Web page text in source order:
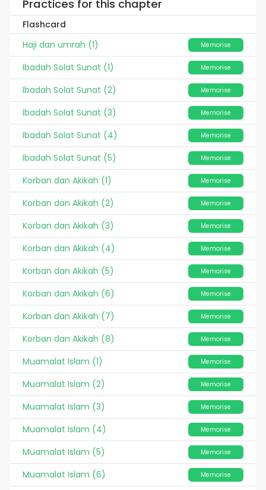
Practices for this chapter
Flashcard
Haji dan umrah (1)
Memorise
Ibadah Solat Sunat (1) Memorise
Ibadah Solat Sunat (2) Memorise
Ibadah Solat Sunat (3) Memorise
Ibadah Solat Sunat (4) Memorise
Ibadah Solat Sunat (5) Memorise
Korban dan Akikah (1) Memorise
Korban dan Akikah (2) Memorise
Korban dan Akikah (3) Memorise
Korban dan Akikah (4) Memorise
Korban dan Akikah (5) Memorise
Korban dan Akikah (6) Memorise
Korban dan Akikah (7) Memorise
Korban dan Akikah (8) Memorise
Muamalat Islam (1) Memorise
Muamalat Islam (2) Memorise
Muamalat Islam (3) Memorise
Muamalat Islam (4) Memorise
Muamalat Islam (5) Memorise
Muamalat Islam (6) Memorise